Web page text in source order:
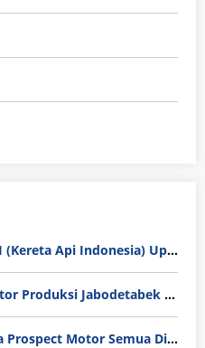
Gaji Karyawan PT KAI (Kereta Api Indonesia) Update 2025
Rata-Rata Gaji Operator Produksi Jabodetabek 2025: Bedah Tuntas UMK, Lemburan, dan Realita Hidup Buruh
Gaji Karyawan Honda Prospect Motor Semua Divisi